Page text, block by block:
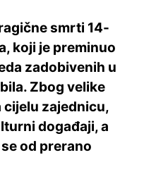
smrti 14-
koji je preminuo
zadobivenih u
Zbog velike
zajednicu,
događaji, a
od prerano